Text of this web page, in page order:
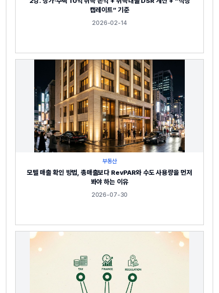
캡레이트” 기준
2026-02-14
부동산
모텔 매출 확인 방법, 총매출보다 RevPAR와 수도 사용량을 먼저
봐야 하는 이유
2026-07-30